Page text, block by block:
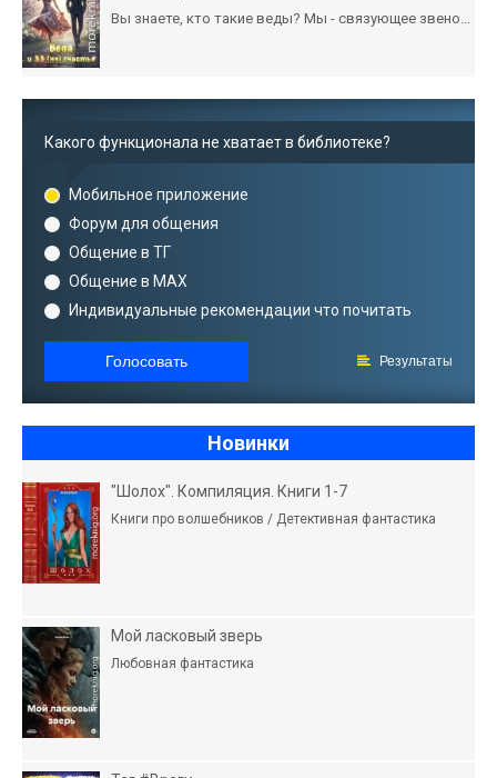
Вы знаете, кто такие веды? Мы - связующее звено...
Какого функционала не хватает в библиотеке?
Мобильное приложение
Форум для общения
Общение в ТГ
Общение в MAX
Индивидуальные рекомендации что почитать
Голосовать Результаты
Новинки
"Шолох". Компиляция. Книги 1-7
Книги про волшебников / Детективная фантастика
Мой ласковый зверь
Любовная фантастика